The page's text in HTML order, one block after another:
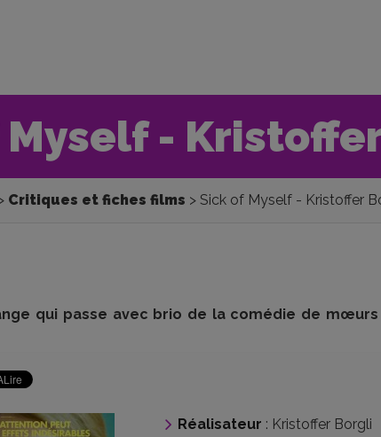
Myself -
Critiques et fiches films Sick of Myself - Kristoffer
qui passe avec brio de la comédie de mœurs
Réalisateur : Kristoffer Borgli